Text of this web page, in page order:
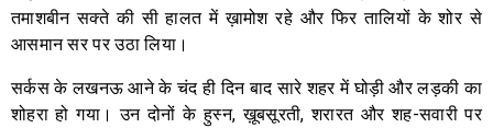
तमाशबीन सक्ते की सी हालत में ख़ामोश रहे और फिर तालियों के शोर से
आसमान सर पर उठा लिया।
सर्कस के लखनऊ आने के चंद ही दिन बाद सारे शहर में घोड़ी और लड़की का
शोहरा हो गया। उन दोनों के हुस्न, ख़ूबसूरती, शरारत और शह-सवारी पर